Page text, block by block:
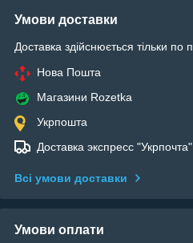
Умови доставки
Доставка здійснюється тільки по
Нова Пошта
Магазини Rozetka
Укрпошта
Доставка экспресс "Укрпочта"
Всі умови доставки
Умови оплати